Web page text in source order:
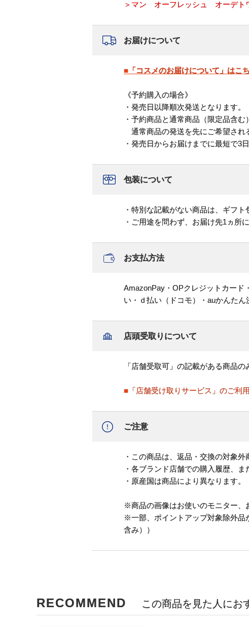
＞マン オーフレッシュ オーデト
お届けについて
■「コスメのお届けについて」はこち
《予約購入の場合》
・発売日以降順次発送となります。
・予約商品と通常商品（限定品含
通常商品の発送を先にご希望され
・発売日からお届けまでに最短で3
包装について
・特別な記載がない商品は、ギフト
・ご用途を問わず、お届け先1ヵ所
お支払方法
AmazonPay・OPクレジットカード
い・ｄ払い（ドコモ）・auかんた
店頭受取りについて
「店舗受取可」の記載がある商品の
■「店舗受け取りサービス」のご利
ご注意
・この商品は、返品・交換の対象外
・各ブランド店舗での購入履歴、
・原産国は商品により異なります。
※商品の画像はお使いのモニター、
※一部、ポイントアップ対象除外品
含み））
RECOMMEND この商品を見た人にお